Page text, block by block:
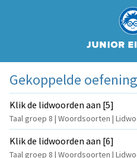
Gekoppelde
Klik de lidwoorden aan [5]
Taal groep 8 | Woordsoorten |
Klik de lidwoorden aan [6]
Taal groep 8 | Woordsoorten |